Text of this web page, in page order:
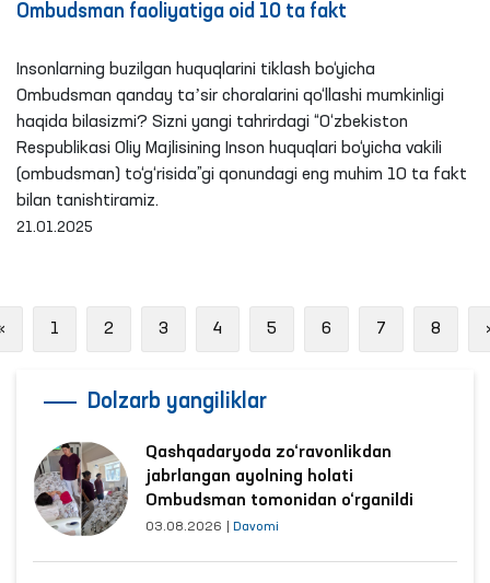
Ombudsman faoliyatiga oid 10 ta fakt
Insonlarning buzilgan huquqlarini tiklash bo‘yicha
Ombudsman qanday taʼsir choralarini qo‘llashi mumkinligi
haqida bilasizmi? Sizni yangi tahrirdagi “O‘zbekiston
Respublikasi Oliy Majlisining Inson huquqlari bo‘yicha vakili
(ombudsman) to‘g‘risida”gi qonundagi eng muhim 10 ta fakt
bilan tanishtiramiz.
21.01.2025
Previous
1 2 3 4 5 6 7 8
Dolzarb yangiliklar
Qashqadaryoda zo‘ravonlikdan
jabrlangan ayolning holati
Ombudsman tomonidan o‘rganildi
03.08.2026 Davomi